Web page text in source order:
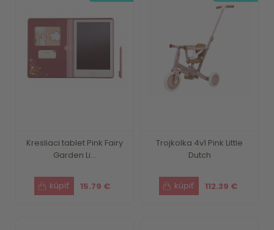
Kresliaci tablet Pink Fairy
Garden Li...
15.79 €
Trojkolka 4v1 Pink Little
Dutch
112.39 €